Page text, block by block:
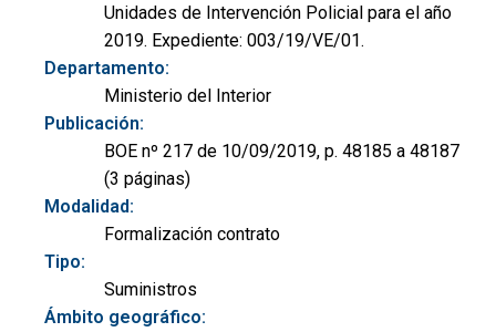
Unidades de Intervención Policial para el año
2019. Expediente: 003/19/VE/01.
Departamento:
Ministerio del Interior
Publicación:
BOE nº 217 de 10/09/2019, p. 48185 a 48187
(3 páginas)
Modalidad:
Formalización contrato
Tipo:
Suministros
Ámbito geográfico: